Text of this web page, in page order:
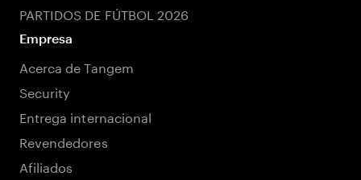
PARTIDOS DE FÚTBOL 2026
Empresa
Acerca de Tangem
Security
Entrega internacional
Revendedores
Afiliados